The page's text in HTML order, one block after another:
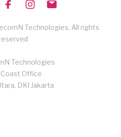
Technologies, All rights
Technologies
Coast Office
DKI Jakarta